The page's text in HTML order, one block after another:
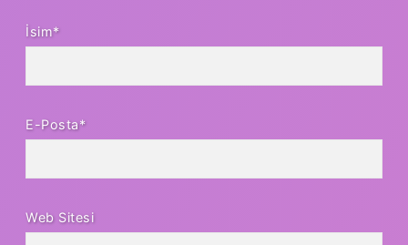
İsim*
E-Posta*
Web Sitesi